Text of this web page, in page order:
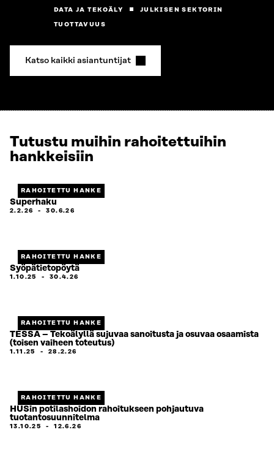
DATA JA TEKOÄLY
JULKISEN SEKTORIN
TUOTTAVUUS
Katso kaikki asiantuntijat
Tutustu muihin rahoitettuihin
hankkeisiin
RAHOITETTU HANKE
Superhaku
2.2.26 -30.6.26
RAHOITETTU HANKE
Syöpätietopöytä
1.10.25 - 30.4.26
RAHOITETTU HANKE
TESSA – Tekoälyllä sujuvaa sanoitusta ja osuvaa osaamista
(toisen vaiheen toteutus)
1.11.25 - 28.2.26
RAHOITETTU HANKE
HUSin potilashoidon rahoitukseen pohjautuva
tuotantosuunnitelma
13.10.25 -12.6.26